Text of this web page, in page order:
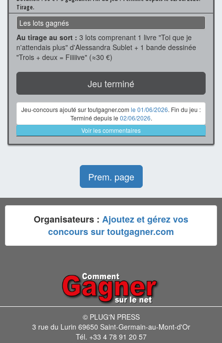
Tirage.
Les lots gagnés
Au tirage au sort : 3 lots comprenant 1 livre "Toi que je
n'attendais plus" d'Alessandra Sublet + 1 bande dessinée
"Trois + deux = Fiiiiive" (≈30 €)
Jeu terminé
Jeu-concours ajouté sur toutgagner.com le 01/06/2026. Fin du jeu :
Terminé depuis le 02/06/2026.
Voir les commentaires
Prem. page
Organisateurs : Ajoutez et gérez vos
concours sur toutgagner.com
© PLUG'N PRESS
3 rue du Lurin 69650 Saint-Germain-au-Mont-d'Or
Tél. +33 4 78 91 20 57